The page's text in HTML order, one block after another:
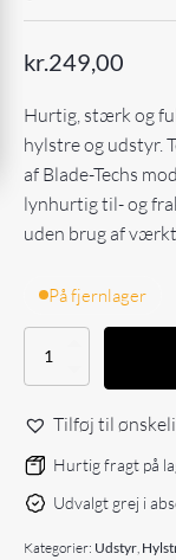
kr.249,00
Hurtig, stærk og
hylstre og udstyr.
af Blade-Techs
lynhurtig til- og
uden brug af
På fjernlager
Blade
Tek-
Mount
Receiver
(No
attachment)
antal
Tilføj til
Hurtig fragt på
Udvalgt grej i
Kategorier: Udstyr,